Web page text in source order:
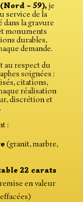
– 59), je
service de la
la gravure
monuments
durables,
demande.
au respect du
soignées :
citations,
réalisation
discrétion et
:
(granit, marbre,
22 carats
en valeur